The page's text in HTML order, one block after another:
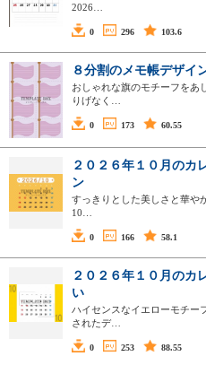
2026…
0 296 103.6
８分割のメモ帳デザイ
おしゃれな旗のモチーフをあ
りげなく…
0 173 60.55
２０２６年１０月のカ
ン
すっきりとした美しさと華や
10…
0 166 58.1
２０２６年１０月のカ
い
ハイセンスなイエローモチー
されたデ…
0 253 88.55